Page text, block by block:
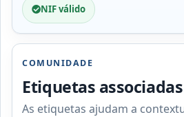
NIF válido
COMUNIDADE
Etiquetas
As etiquetas ajudam a